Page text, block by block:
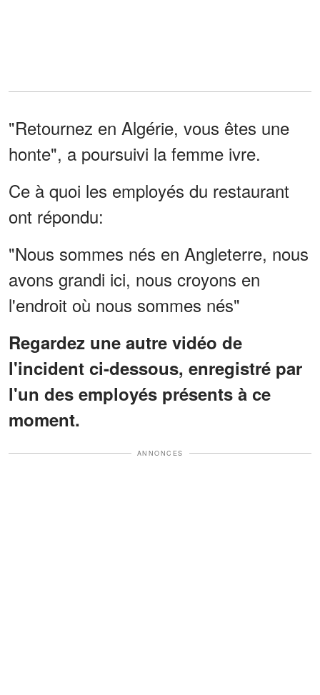
"Retournez en Algérie, vous êtes une
honte", a poursuivi la femme ivre.
Ce à quoi les employés du restaurant
ont répondu:
"Nous sommes nés en Angleterre, nous
avons grandi ici, nous croyons en
l'endroit où nous sommes nés"
Regardez une autre vidéo de
l'incident ci-dessous, enregistré par
l'un des employés présents à ce
moment.
ANNONCES